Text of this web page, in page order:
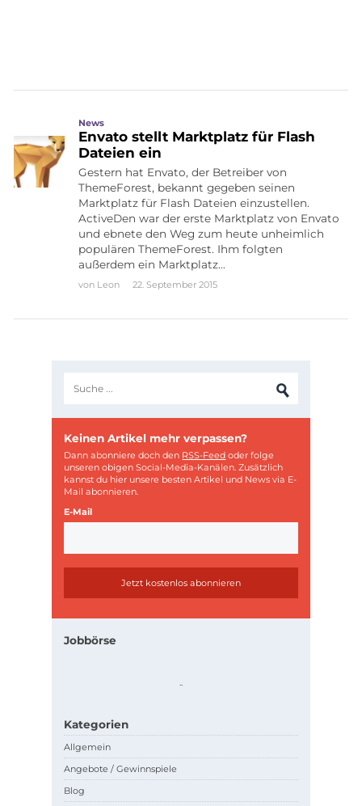
News
Envato stellt Marktplatz für Flash
Dateien ein
Gestern hat Envato, der Betreiber von
ThemeForest, bekannt gegeben seinen
Marktplatz für Flash Dateien einzustellen.
ActiveDen war der erste Marktplatz von Envato
und ebnete den Weg zum heute unheimlich
populären ThemeForest. Ihm folgten
außerdem ein Marktplatz…
von Leon 22. September 2015
Keinen Artikel mehr verpassen?
Dann abonniere doch den RSS-Feed oder folge
unseren obigen Social-Media-Kanälen. Zusätzlich
kannst du hier unsere besten Artikel und News via E-
Mail abonnieren.
E-Mail
Jobbörse
..
Kategorien
Allgemein
Angebote / Gewinnspiele
Blog